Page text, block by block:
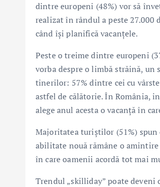
dintre europeni (48%) vor să
realizat în rândul a peste 27.000
când își planifică vacanțele.
Peste o treime dintre europeni
vorba despre o limbă străină,
tinerilor: 57% dintre cei cu
astfel de călătorie. În România,
alege anul acesta o vacanță în
Majoritatea turiștilor (51%) spun
abilitate nouă rămâne o amintire
în care oamenii acordă tot mai
Trendul „skilliday” poate